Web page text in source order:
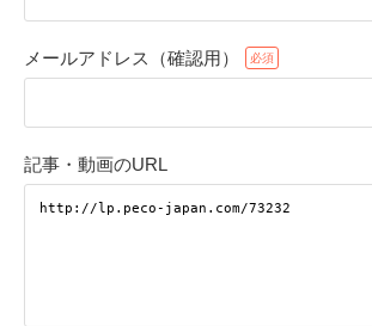
メールアドレス（確認用）
記事・動画のURL
アプリで開く